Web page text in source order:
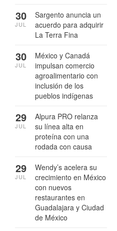
Sargento anuncia un
acuerdo para adquirir
La Terra Fina
30
JUL
México y Canadá
impulsan comercio
agroalimentario con
inclusión de los
pueblos indígenas
30
JUL
Alpura PRO relanza
su línea alta en
proteína con una
rodada con causa
29
JUL
Wendy’s acelera su
crecimiento en México
con nuevos
restaurantes en
Guadalajara y Ciudad
de México
29
JUL